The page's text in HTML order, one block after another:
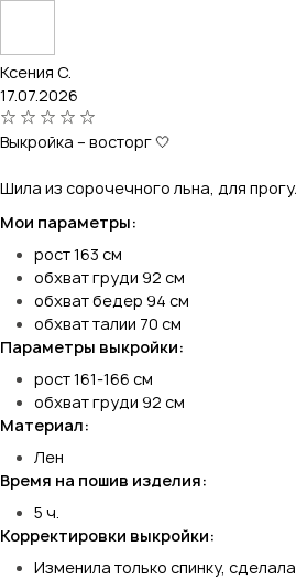
Ксения С.
17.07.2026
Выкройка – восторг 🤍
Шила из сорочечного льна, для
Мои параметры:
рост 163 см
обхват груди 92 см
обхват бедер 94 см
обхват талии 70 см
Параметры выкройки:
рост 161-166 см
обхват груди 92 см
Материал:
Лен
Время на пошив изделия:
5 ч.
Корректировки выкройки:
Изменила только спинку,